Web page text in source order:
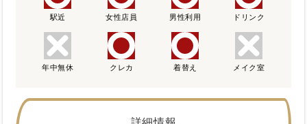
駅近 女性店員 男性利用 ドリンク
年中無休 クレカ 着替え メイク室